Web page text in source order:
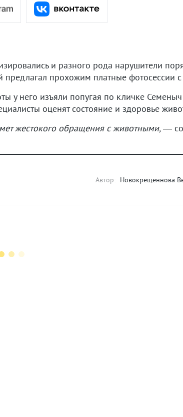
и разного рода нарушители
прохожим платные фотосессии
у него изъяли попугая по кличке
оценят состояние и здоровье
жестокого обращения с животными,—
Автор: Новокрещеннова